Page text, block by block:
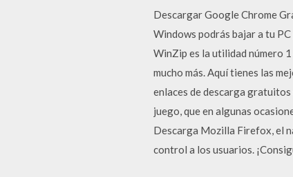
Descargar Google Chrome
Windows podrás bajar a tu
WinZip es la utilidad número
mucho más. Aquí tienes las
enlaces de descarga
juego, que en algunas
Descarga Mozilla Firefox, el
control a los usuarios.